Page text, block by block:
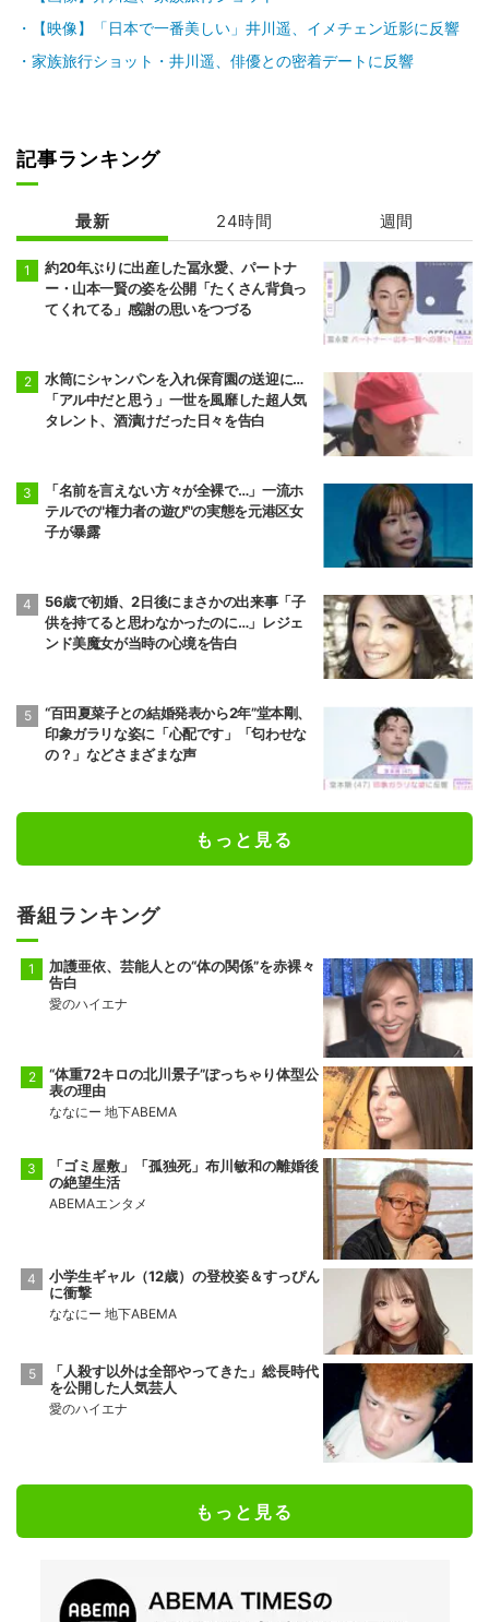
【映像】「日本で一番美しい」井川遥、イメチェン近影に反響
家族旅行ショット・井川遥、俳優との密着デートに反響
記事ランキング
最新 24時間 週間
約20年ぶりに出産した冨永愛、パートナ
ー・山本一賢の姿を公開「たくさん背負っ
てくれてる」感謝の思いをつづる
水筒にシャンパンを入れ保育園の送迎に…
「アル中だと思う」一世を風靡した超人気
タレント、酒漬けだった日々を告白
「名前を言えない方々が全裸で…」一流ホ
テルでの"権力者の遊び"の実態を元港区女
子が暴露
56歳で初婚、2日後にまさかの出来事「子
供を持てると思わなかったのに…」レジェ
ンド美魔女が当時の心境を告白
“百田夏菜子との結婚発表から2年”堂本剛、
印象ガラリな姿に「心配です」「匂わせな
の？」などさまざまな声
もっと見る
番組ランキング
加護亜依、芸能人との“体の関係”を赤裸々
告白
愛のハイエナ
“体重72キロの北川景子”ぽっちゃり体型公
表の理由
ななにー 地下ABEMA
「ゴミ屋敷」「孤独死」布川敏和の離婚後
の絶望生活
ABEMAエンタメ
小学生ギャル（12歳）の登校姿＆すっぴん
に衝撃
ななにー 地下ABEMA
「人殺す以外は全部やってきた」総長時代
を公開した人気芸人
愛のハイエナ
もっと見る